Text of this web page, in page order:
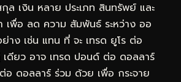
ล เงิน หลาย ประเภท สินทรัพย์ และ
เพื่อ ลด ความ สัมพันธ์ ระหว่าง ออ
าง เช่น แทน ที่ จะ เทรด ยูโร ต่อ
ดียว อาจ เทรด ปอนด์ ต่อ ดอลลาร์
อ ดอลลาร์ ร่วม ด้วย เพื่อ กระจาย